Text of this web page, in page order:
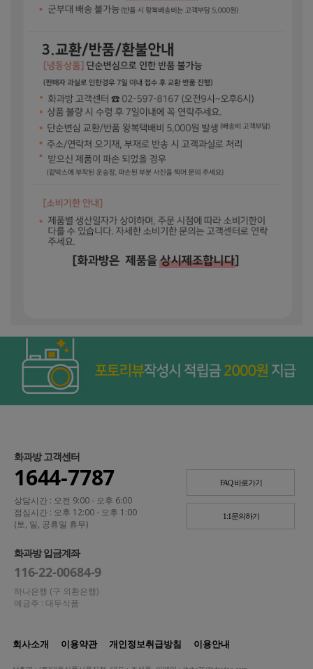
화과방 고객센터
1644-7787
상담시간 : 오전 9:00 - 오후 6:00
점심시간 : 오후 12:00 - 오후 1:00
(토, 일, 공휴일 휴무)
FAQ 바로가기
1:1문의하기
화과방 입금계좌
116-22-00684-9
하나은행 (구 외환은행)
예금주 : 대두식품
회사소개 이용약관 개인정보취급방침 이용안내